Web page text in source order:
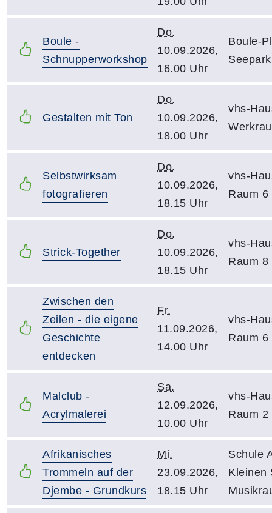
Boule -
Schnupperworkshop
Do.
10.09.2026,
16.00 Uhr
Boule-
Gestalten mit Ton
Do.
10.09.2026,
18.00 Uhr
vhs-
Selbstwirksam
fotografieren
Do.
10.09.2026,
18.15 Uhr
vhs-
Raum 6
Strick-Together
Do.
10.09.2026,
18.15 Uhr
vhs-
Raum 8
Zwischen den
Zeilen - die eigene
Geschichte
entdecken
Fr.
11.09.2026,
14.00 Uhr
vhs-
Raum 6
Malclub -
Acrylmalerei
Sa.
12.09.2026,
10.00 Uhr
vhs-
Raum 2
Afrikanisches
Trommeln auf der
Djembe - Grundkurs
Mi.
23.09.2026,
18.15 Uhr
Schule
Kleinen